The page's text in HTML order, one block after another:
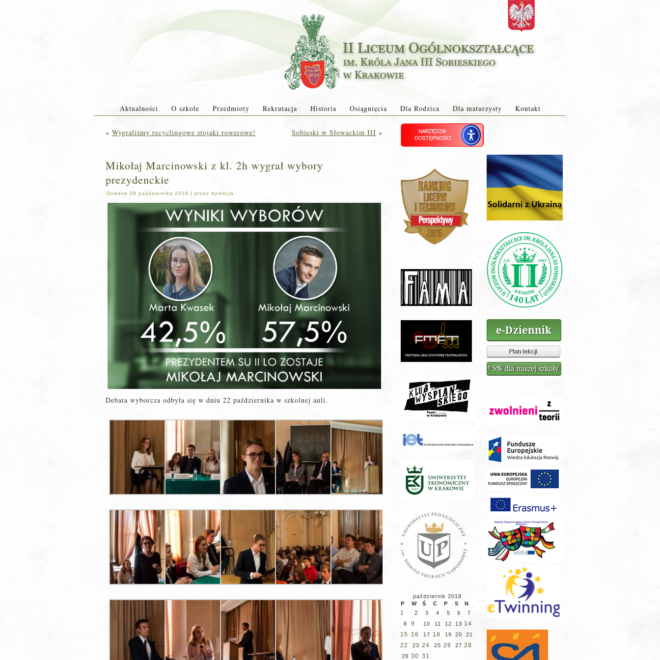
Aktualności O szkole Przedmioty Rekrutacja Historia Osiągnięcia Dla Rodzica Dla maturzysty Kontakt
« Wygraliśmy recyclingowe stojaki rowerowe! Sobieski w Słowackim III »
Mikołaj Marcinowski z kl. 2h wygrał wybory
prezydenckie
Dodane 28 października 2018 | przez dyrekcja
Debata wyborcza odbyła się w dniu 22 października w szkolnej auli.
październik 2018
P
W Ś C P S N
1 2 3 4 5 6
7
8
9 10 11 12 13 14
15 16 17 18 19 20 21
22 23 24 25 26 27 28
29 30 31